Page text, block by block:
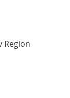
Region